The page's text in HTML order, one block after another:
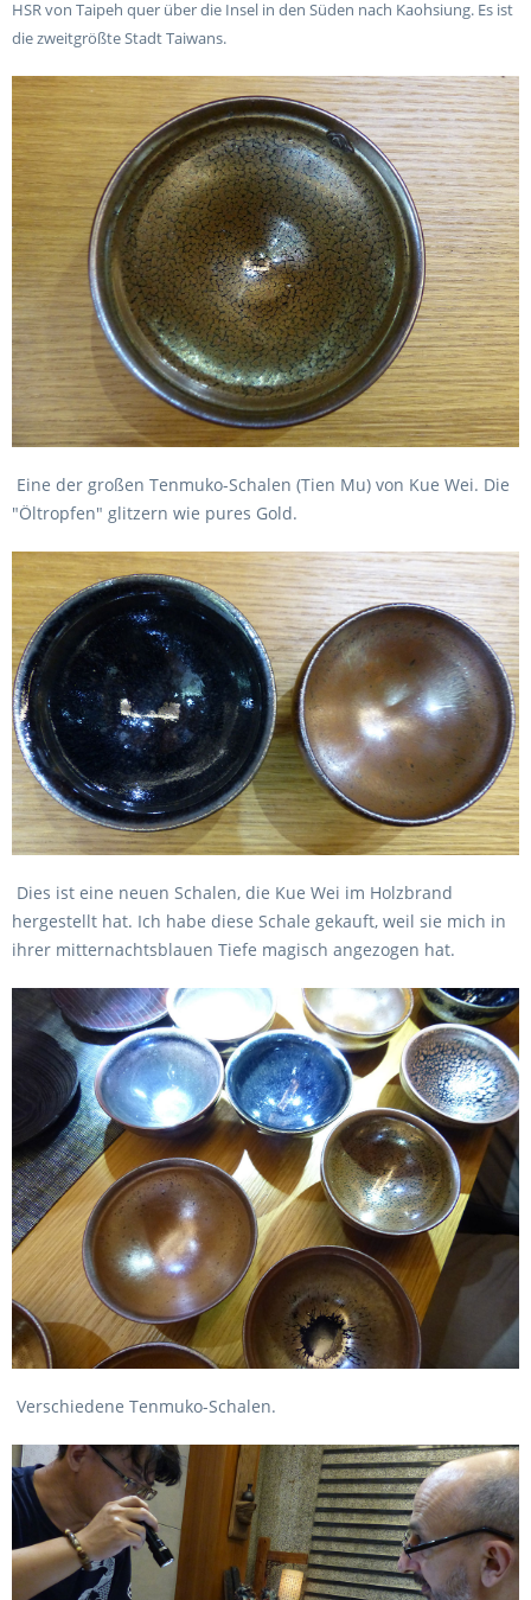
HSR von Taipeh quer über die Insel in den Süden nach Kaohsiung. Es ist
die zweitgrößte Stadt Taiwans.
Eine der großen Tenmuko-Schalen (Tien Mu) von Kue Wei. Die
"Öltropfen" glitzern wie pures Gold.
Dies ist eine neuen Schalen, die Kue Wei im Holzbrand
hergestellt hat. Ich habe diese Schale gekauft, weil sie mich in
ihrer mitternachtsblauen Tiefe magisch angezogen hat.
Verschiedene Tenmuko-Schalen.